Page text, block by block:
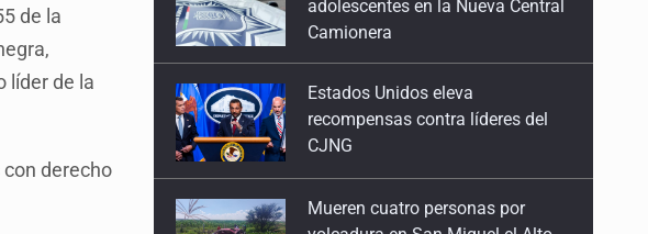
de la
líder de la
derecho
Camionera
recompensas contra líderes del
CJNG
volcadura en San Miguel el Alto